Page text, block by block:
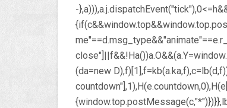
-
(da=new